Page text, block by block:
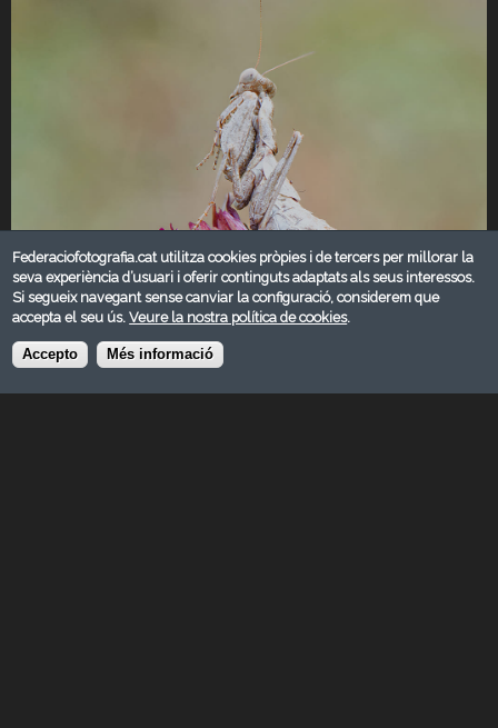
Federaciofotografia.cat utilitza cookies pròpies i de tercers per millorar la
seva experiència d’usuari i oferir continguts adaptats als seus interessos.
Si segueix navegant sense canviar la configuració, considerem que
accepta el seu ús.Veure la nostra política de cookies.
Accepto Més informació